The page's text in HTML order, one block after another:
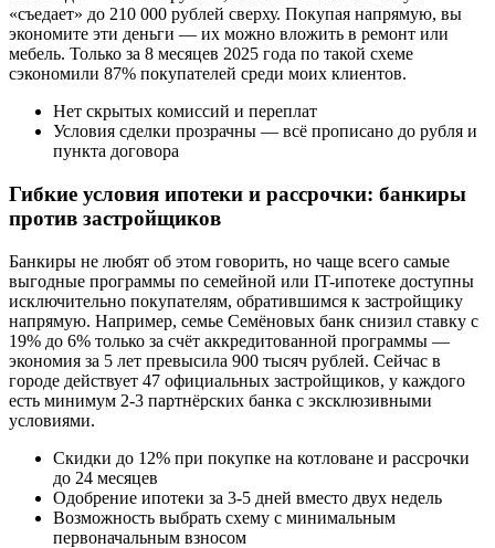
«съедает» до 210 000 рублей сверху. Покупая напрямую, вы
экономите эти деньги — их можно вложить в ремонт или
мебель. Только за 8 месяцев 2025 года по такой схеме
сэкономили 87% покупателей среди моих клиентов.
Нет скрытых комиссий и переплат
Условия сделки прозрачны — всё прописано до рубля и
пункта договора
Гибкие условия ипотеки и рассрочки: банкиры
против застройщиков
Банкиры не любят об этом говорить, но чаще всего самые
выгодные программы по семейной или IT-ипотеке доступны
исключительно покупателям, обратившимся к застройщику
напрямую. Например, семье Семёновых банк снизил ставку с
19% до 6% только за счёт аккредитованной программы —
экономия за 5 лет превысила 900 тысяч рублей. Сейчас в
городе действует 47 официальных застройщиков, у каждого
есть минимум 2-3 партнёрских банка с эксклюзивными
условиями.
Скидки до 12% при покупке на котловане и рассрочки
до 24 месяцев
Одобрение ипотеки за 3-5 дней вместо двух недель
Возможность выбрать схему с минимальным
первоначальным взносом